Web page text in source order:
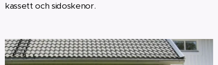
kassett och sidoskenor.